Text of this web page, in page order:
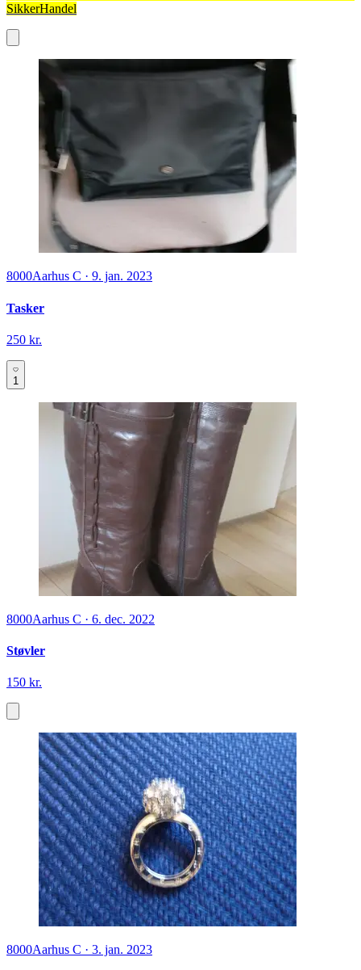
SikkerHandel
8000Aarhus C · 9. jan. 2023
Tasker
250 kr.
1
8000Aarhus C · 6. dec. 2022
Støvler
150 kr.
8000Aarhus C · 3. jan. 2023